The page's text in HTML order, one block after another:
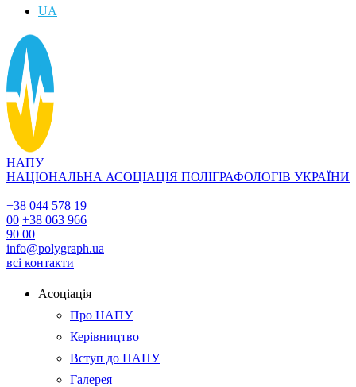
UA
НАПУ
НАЦІОНАЛЬНА АСОЦІАЦІЯ ПОЛІГРАФОЛОГІВ УКРАЇНИ
+38 044 578 19
00 +38 063 966
90 00
info@polygraph.ua
всі контакти
Асоціація
Про НАПУ
Керівництво
Вступ до НАПУ
Галерея